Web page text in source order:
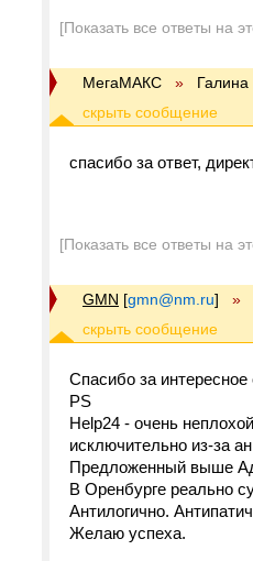
[Показать все ответы на
МегаМАКС »
спасибо за ответ,
[Показать все ответы на
GMN [gmn@nm.ru] »
Спасибо за
PS
Help24 - очень
исключительно из-за
Предложенный выше
В Оренбурге реально
Антилогично.
Желаю успеха.